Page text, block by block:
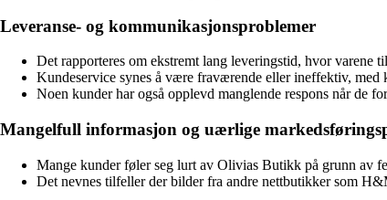
Leveranse- og kommunikasjonsproblemer
Det rapporteres om ekstremt lang leveringstid, hvor varene
Kundeservice synes å være fraværende eller ineffektiv, med
Noen kunder har også opplevd manglende respons når de
Mangelfull informasjon og uærlige
Mange kunder føler seg lurt av Olivias Butikk på grunn av
Det nevnes tilfeller der bilder fra andre nettbutikker som